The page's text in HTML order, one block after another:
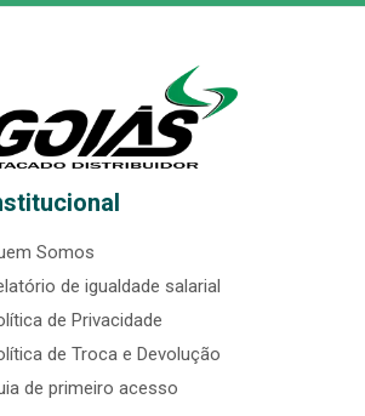
Somos
de igualdade salarial
de Privacidade
de Troca e Devolução
de primeiro acesso